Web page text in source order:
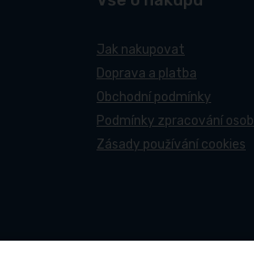
Jak nakupovat
Doprava a platba
Obchodní podmínky
Podmínky zpracování
Zásady používání cookies